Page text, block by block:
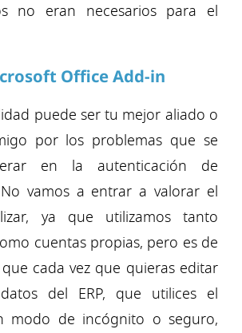
no eran necesarios para el
Office Add-in
puede ser tu mejor aliado o
por los problemas que se
en la autenticación de
No vamos a entrar a valorar el
ya que utilizamos tanto
cuentas propias, pero es de
cada vez que quieras editar
del ERP, que utilices el
modo de incógnito o seguro,